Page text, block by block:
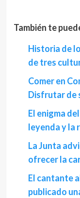
También te
Historia de
de tres
Comer en
Disfrutar de
El enigma
leyenda y la
La Junta
ofrecer la
El cantante
publicado